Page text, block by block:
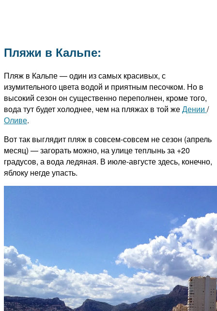
Пляжи в Кальпе:
Пляж в Кальпе — один из самых красивых, с
изумительного цвета водой и приятным песочком. Но в
высокий сезон он существенно переполнен, кроме того,
вода тут будет холоднее, чем на пляжах в той жеДении /
Оливе.
Вот так выглядит пляж в совсем-совсем не сезон (апрель
месяц) — загорать можно, на улице теплынь за +20
градусов, а вода ледяная. В июле-августе здесь, конечно,
яблоку негде упасть.